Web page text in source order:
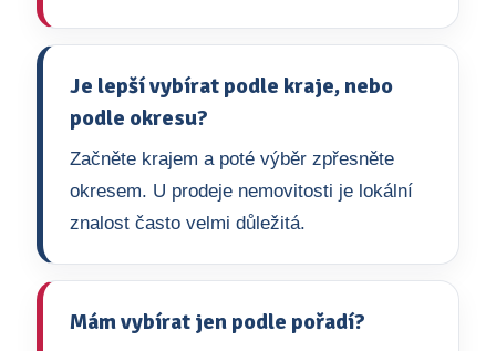
Je lepší vybírat podle kraje, nebo
podle okresu?
Začněte krajem a poté výběr zpřesněte
okresem. U prodeje nemovitosti je lokální
znalost často velmi důležitá.
Mám vybírat jen podle pořadí?